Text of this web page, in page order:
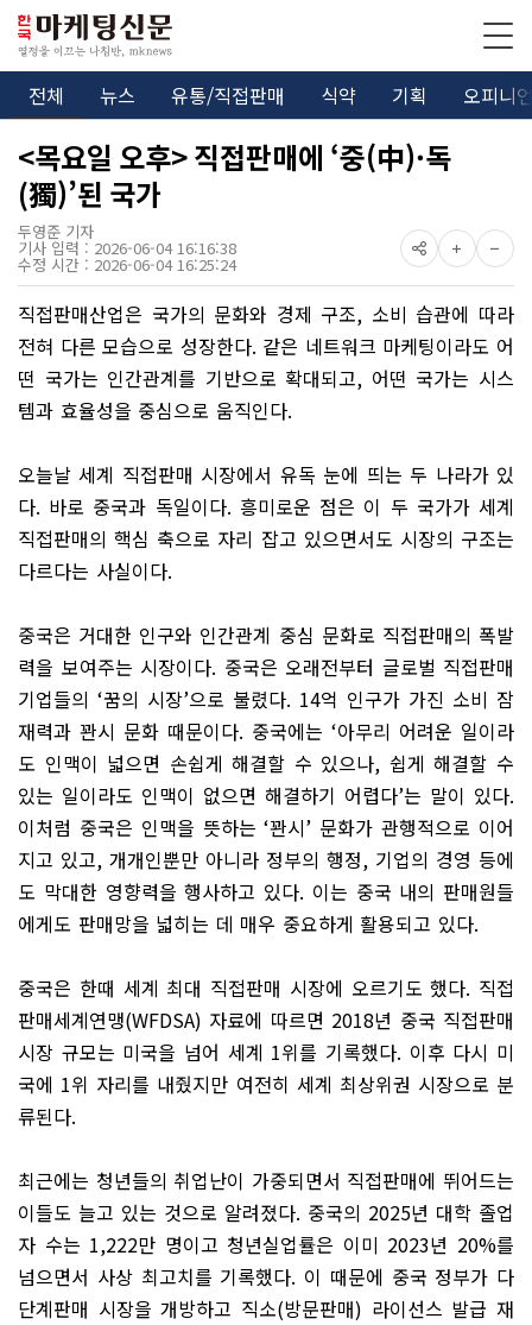
전체 뉴스 유통/직접판매 식약 기획 오피니
<목요일 오후> 직접판매에 ‘중(中)·독
(獨)’된 국가
두영준 기자
기사 입력 : 2026-06-04 16:16:38
수정 시간 : 2026-06-04 16:25:24
직접판매산업은 국가의 문화와 경제 구조, 소비 습관에 따라
전혀 다른 모습으로 성장한다. 같은 네트워크 마케팅이라도 어
떤 국가는 인간관계를 기반으로 확대되고, 어떤 국가는 시스
템과 효율성을 중심으로 움직인다.
오늘날 세계 직접판매 시장에서 유독 눈에 띄는 두 나라가 있
다. 바로 중국과 독일이다. 흥미로운 점은 이 두 국가가 세계
직접판매의 핵심 축으로 자리 잡고 있으면서도 시장의 구조는
다르다는 사실이다.
중국은 거대한 인구와 인간관계 중심 문화로 직접판매의 폭발
력을 보여주는 시장이다. 중국은 오래전부터 글로벌 직접판매
기업들의 ‘꿈의 시장’으로 불렸다. 14억 인구가 가진 소비 잠
재력과 꽌시 문화 때문이다. 중국에는 ‘아무리 어려운 일이라
도 인맥이 넓으면 손쉽게 해결할 수 있으나, 쉽게 해결할 수
있는 일이라도 인맥이 없으면 해결하기 어렵다’는 말이 있다.
이처럼 중국은 인맥을 뜻하는‘꽌시’ 문화가 관행적으로 이어
지고 있고, 개개인뿐만 아니라 정부의 행정, 기업의 경영 등에
도 막대한 영향력을 행사하고 있다. 이는 중국 내의 판매원들
에게도 판매망을 넓히는 데 매우 중요하게 활용되고 있다.
중국은 한때 세계 최대 직접판매 시장에 오르기도 했다. 직접
판매세계연맹(WFDSA) 자료에 따르면 2018년 중국 직접판매
시장 규모는 미국을 넘어 세계 1위를 기록했다. 이후 다시 미
국에 1위 자리를 내줬지만 여전히 세계 최상위권 시장으로 분
류된다.
최근에는 청년들의 취업난이 가중되면서 직접판매에 뛰어드는
이들도 늘고 있는 것으로 알려졌다. 중국의 2025년 대학 졸업
자 수는 1,222만 명이고 청년실업률은 이미 2023년 20%를
넘으면서 사상 최고치를 기록했다. 이 때문에 중국 정부가 다
단계판매 시장을 개방하고 직소(방문판매) 라이선스 발급 재